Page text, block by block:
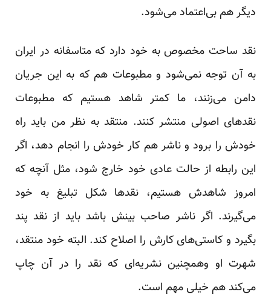
دیگر هم بی‌اعتماد می‌شود.
نقد ساحت مخصوص به خود دارد که متاسفانه در ایران
به آن توجه نمی‌شود و مطبوعات هم که به این جریان
دامن می‌زنند، ما کمتر شاهد هستیم که مطبوعات
نقدهای اصولی منتشر کنند. منتقد به نظر من باید راه
خودش را برود و ناشر هم کار خودش را انجام دهد، اگر
این رابطه از حالت عادی خود خارج شود، مثل آنچه که
امروز شاهدش هستیم، نقدها شکل تبلیغ به خود
می‌گیرند. اگر ناشر صاحب بینش باشد باید از نقد پند
بگیرد و کاستی‌های کارش را اصلاح کند. البته خود منتقد،
شهرت او وهمچنین نشریه‌ای که نقد را در آن چاپ
می‌کند هم خیلی مهم است.